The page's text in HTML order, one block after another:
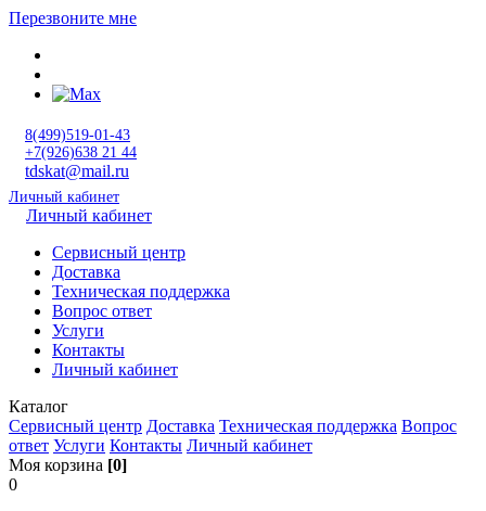
Перезвоните мне
8(499)519-01-43
+7(926)638 21 44
tdskat@mail.ru
Личный кабинет
Личный кабинет
Сервисный центр
Доставка
Техническая поддержка
Вопрос ответ
Услуги
Контакты
Личный кабинет
Каталог
Сервисный центр Доставка Техническая поддержка Вопрос
ответ Услуги Контакты Личный кабинет
Моя корзина [0]
0